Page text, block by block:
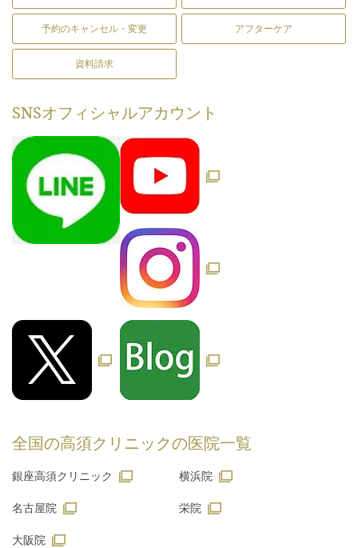
予約のキャンセル・変更 アフターケア
資料請求
SNSオフィシャルアカウント
全国の高須クリニックの医院一覧
銀座高須クリニック 横浜院
名古屋院 栄院
大阪院